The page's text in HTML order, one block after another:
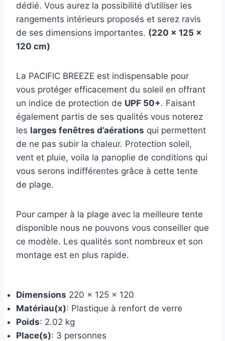
dédié. Vous aurez la possibilité d’utiliser les
rangements intérieurs proposés et serez ravis
de ses dimensions importantes. (220 x 125 x
120 cm)
La PACIFIC BREEZE est indispensable pour
vous protéger efficacement du soleil en offrant
un indice de protection de UPF 50+. Faisant
également partis de ses qualités vous noterez
les larges fenêtres d’aérations qui permettent
de ne pas subir la chaleur. Protection soleil,
vent et pluie, voila la panoplie de conditions qui
vous serons indifférentes grâce à cette tente
de plage.
Pour camper à la plage avec la meilleure tente
disponible nous ne pouvons vous conseiller que
ce modèle. Les qualités sont nombreux et son
montage est en plus rapide.
Dimensions 220 x 125 x 120
Matériau(x): Plastique à renfort de verre
Poids: 2.02 kg
Place(s): 3 personnes